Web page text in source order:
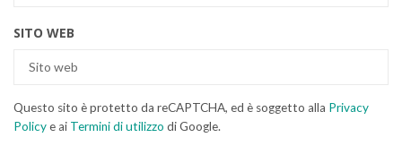
SITO WEB
Questo sito è protetto da reCAPTCHA, ed è soggetto alla Privacy
Policye ai Termini di utilizzo di Google.